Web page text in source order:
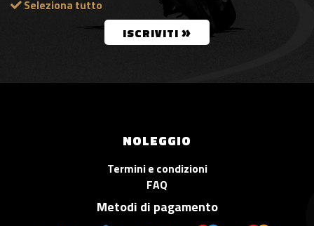
Seleziona tutto
ISCRIVITI »
NOLEGGIO
Termini e condizioni
FAQ
Metodi di pagamento